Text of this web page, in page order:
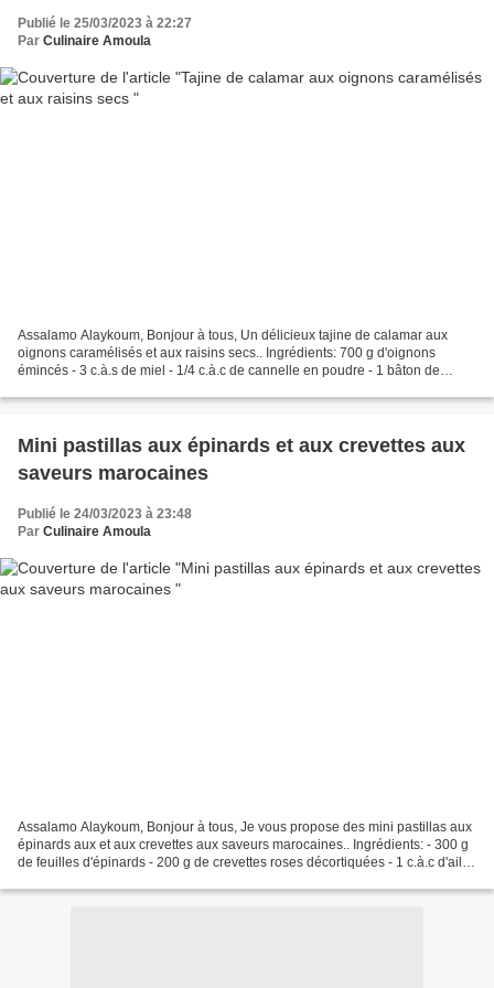
Publié le 25/03/2023 à 22:27
Par Culinaire Amoula
Assalamo Alaykoum, Bonjour à tous, Un délicieux tajine de calamar aux
oignons caramélisés et aux raisins secs.. Ingrédients: 700 g d'oignons
émincés - 3 c.à.s de miel - 1/4 c.à.c de cannelle en poudre - 1 bâton de
Mini pastillas aux épinards et aux crevettes aux
saveurs marocaines
Publié le 24/03/2023 à 23:48
Par Culinaire Amoula
Assalamo Alaykoum, Bonjour à tous, Je vous propose des mini pastillas aux
épinards aux et aux crevettes aux saveurs marocaines.. Ingrédients: - 300 g
de feuilles d'épinards - 200 g de crevettes roses décortiquées - 1 c.à.c d'ail